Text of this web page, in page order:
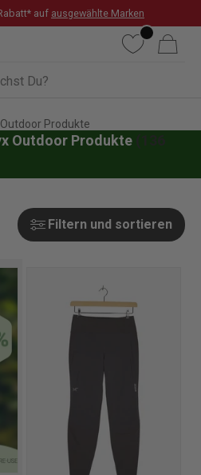
auf ausgewählte Marken
WunschlisteWarenkorb
Produkte
Outdoor Produkte
Filtern und sortieren